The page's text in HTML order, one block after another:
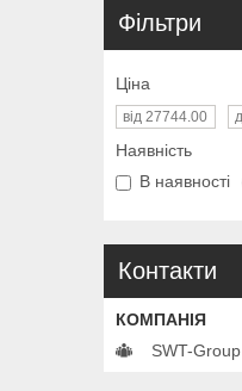
Фільтри
Ціна
Наявність
В наявності
Контакти
SWT-Group